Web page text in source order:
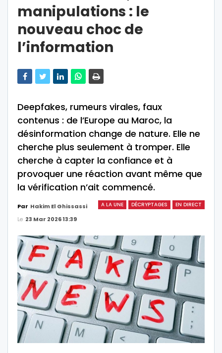
manipulations : le
nouveau choc de
l’information
Deepfakes, rumeurs virales, faux
contenus : de l’Europe au Maroc, la
désinformation change de nature. Elle ne
cherche plus seulement à tromper. Elle
cherche à capter la confiance et à
provoquer une réaction avant même que
la vérification n’ait commencé.
A LA UNE DÉCRYPTAGES EN DIRECT
Par Hakim El Ghissassi
Le 23 Mar 2026 13:39